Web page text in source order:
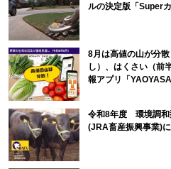
ルの決定版「Super
8月は高値の山が分
し）、はくさい（前
報アプリ「
令和8年度 環境調和
(JRA畜産振興事業)